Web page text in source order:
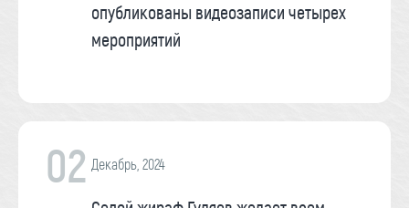
опубликованы видеозаписи четырех
мероприятий
02 Декабрь, 2024